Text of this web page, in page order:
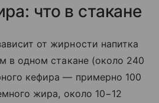
что в стакане
от жирности напитка
в одном стакане (около 240
кефира — примерно 100
жира, около 10−12